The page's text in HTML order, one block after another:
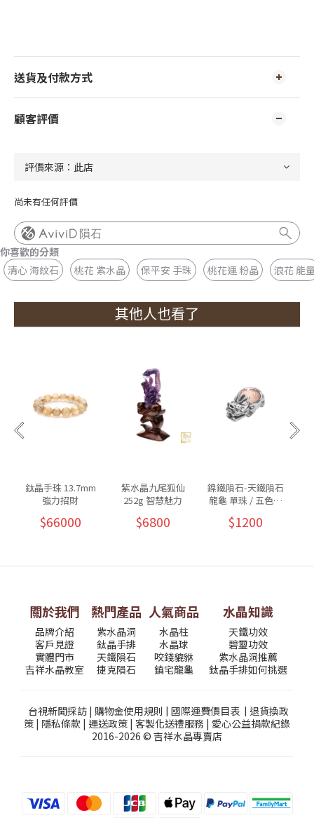
送貨及付款方式
顧客評價
尚未有任何評價
隕石
你喜歡的分類
清心 海紋石
桃花 紫水晶 保平安 手珠 桃花運 粉晶 浪花 能
其他人也看了
鈦晶手珠 13.7mm
強力招財
$66000
紫水晶九尾狐仙
252g 智慧魅力
$6800
鎳鐵隕石-天鐵隕石
龍龜 單珠 / 五色可
$1200
關於我們
品牌介紹
客戶見證
實體門市
吉祥水晶教室
熱門產品
紫水晶洞
鈦晶手排
天鐵隕石
捷克隕石
人氣商品
水晶柱
水晶球
咬錢貔貅
鎮宅龍龜
水晶知識
天鐵功效
碧璽功效
紫水晶洞推薦
鈦晶手排如何挑選
台視新聞採訪| 購物金使用規則 | 國際運費價目表| 退貨換政
策 | 隱私條款 | 運送政策 | 客製化送禮服務 | 愛心公益捐款紀錄
2016-2026 © 吉祥水晶專賣店